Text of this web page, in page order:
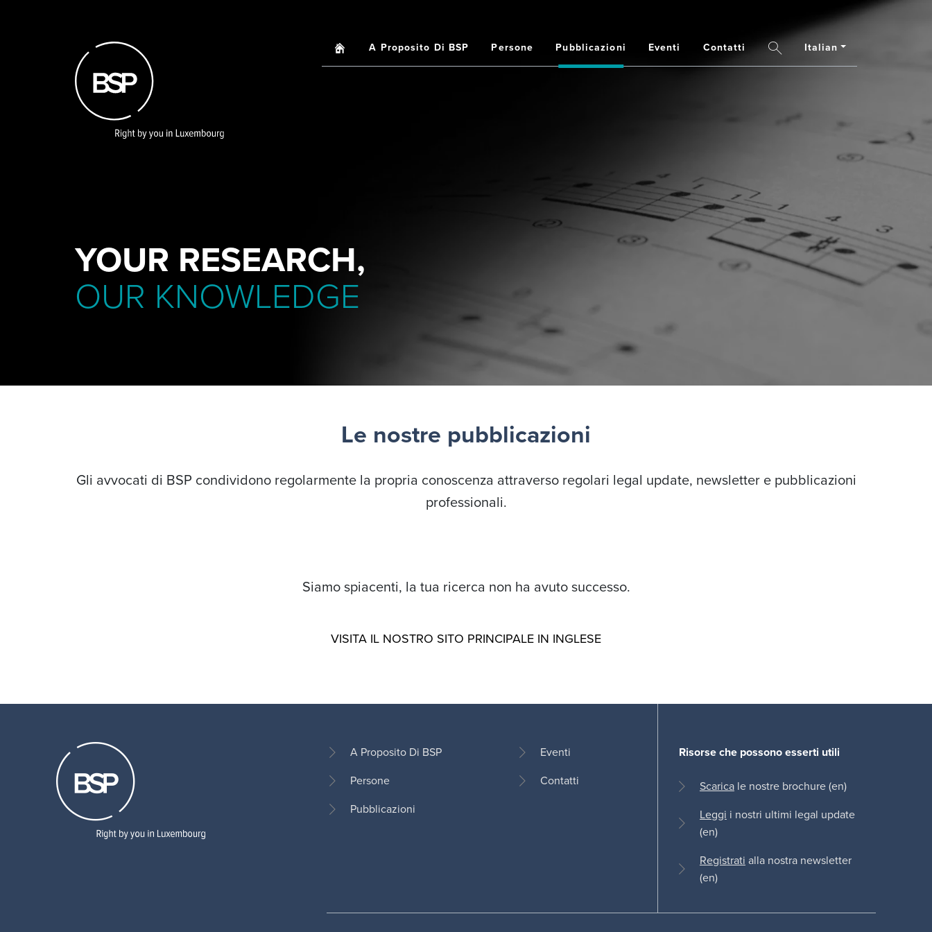
Main
navigation
HomeA Proposito Di BSP Persone Pubblicazioni Eventi Contatti SearchItalian
YOUR RESEARCH,
OUR KNOWLEDGE
Le nostre pubblicazioni
Gli avvocati di BSP condividono regolarmente la propria conoscenza attraverso regolari legal update, newsletter e pubblicazioni
professionali.
Siamo spiacenti, la tua ricerca non ha avuto successo.
VISITA IL NOSTRO SITO PRINCIPALE IN INGLESE
Footer
A Proposito Di BSP
Persone
Pubblicazioni
Eventi
Contatti
Risorse che possono esserti utili
Scarica le nostre brochure (en)
Leggi i nostri ultimi legal update
(en)
Registrati alla nostra newsletter
(en)